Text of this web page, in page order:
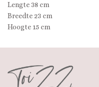
Lengte 38 cm
Breedte 23 cm
Hoogte 15 cm